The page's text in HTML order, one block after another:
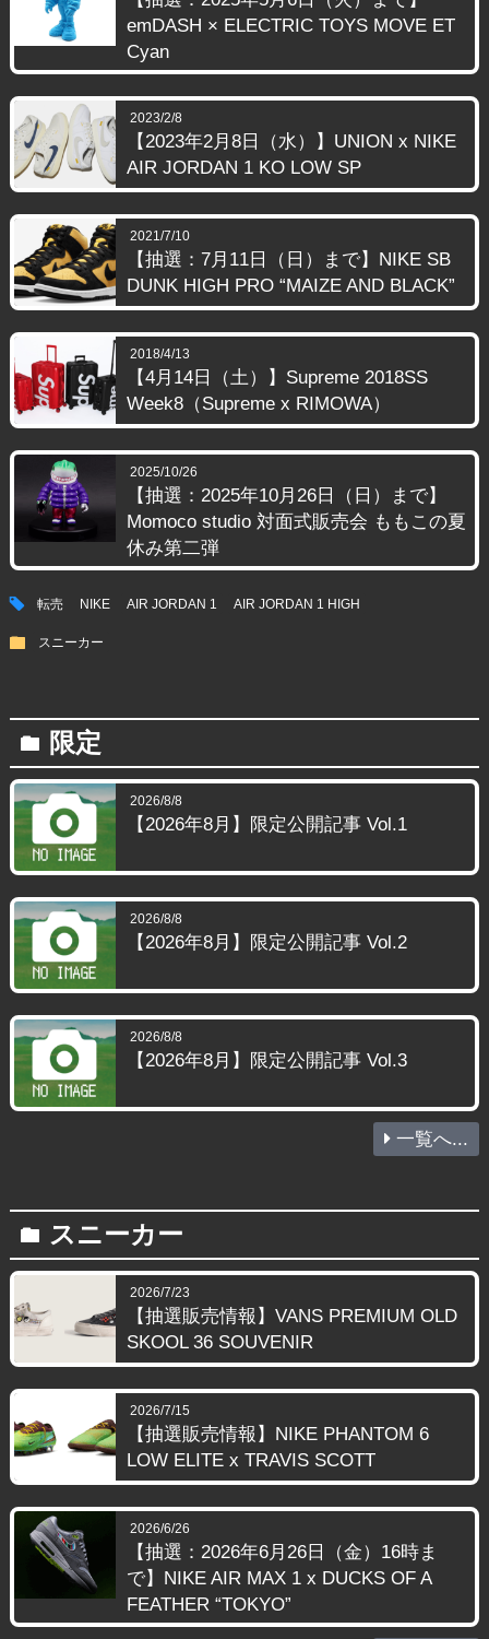
emDASH × ELECTRIC TOYS MOVE ET
Cyan
2023/2/8
【2023年2月8日（水）】UNION x NIKE
AIR JORDAN 1 KO LOW SP
2021/7/10
【抽選：7月11日（日）まで】NIKE SB
DUNK HIGH PRO “MAIZE AND BLACK”
2018/4/13
【4月14日（土）】Supreme 2018SS
Week8（Supreme x RIMOWA）
2025/10/26
【抽選：2025年10月26日（日）まで】
Momoco studio 対面式販売会 ももこの夏
休み第二弾
tag 転売 NIKE AIR JORDAN 1 AIR JORDAN 1 HIGH
folder スニーカー
folder 限定
2026/8/8
【2026年8月】限定公開記事 Vol.1
2026/8/8
【2026年8月】限定公開記事 Vol.2
2026/8/8
【2026年8月】限定公開記事 Vol.3
一覧へ...
folder スニーカー
2026/7/23
【抽選販売情報】VANS PREMIUM OLD
SKOOL 36 SOUVENIR
2026/7/15
【抽選販売情報】NIKE PHANTOM 6
LOW ELITE x TRAVIS SCOTT
2026/6/26
【抽選：2026年6月26日（金）16時ま
で】NIKE AIR MAX 1 x DUCKS OF A
FEATHER “TOKYO”